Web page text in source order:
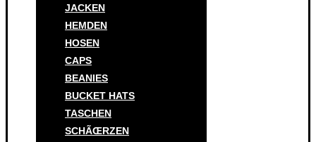
JACKEN
HEMDEN
HOSEN
CAPS
BEANIES
BUCKET HATS
TASCHEN
SCHÃŒRZEN